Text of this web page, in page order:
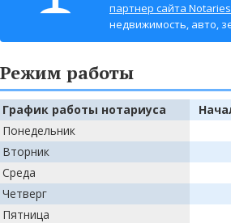
партнер сайта
недвижимость, авто,
Режим работы
График работы нотариуса
Понедельник
Вторник
Среда
Четверг
Пятница